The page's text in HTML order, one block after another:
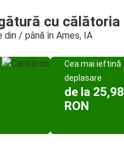
cu călătoria
din / până în Ames, IA
Cea mai ieftină
deplasare
de la 25,98
RON